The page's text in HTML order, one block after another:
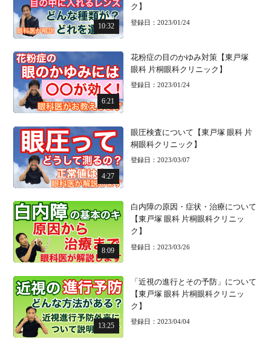
10:32
ク】
登録日：2023/01/24
6:21
花粉症の目のかゆみ対策【東戸塚
眼科 片桐眼科クリニック】
登録日：2023/01/24
4:27
眼圧検査について【東戸塚 眼科 片
桐眼科クリニック】
登録日：2023/03/07
8:09
白内障の原因・症状・治療について
【東戸塚 眼科 片桐眼科クリニッ
ク】
登録日：2023/03/26
13:25
「近視の進行とその予防」について
【東戸塚 眼科 片桐眼科クリニッ
ク】
登録日：2023/04/04